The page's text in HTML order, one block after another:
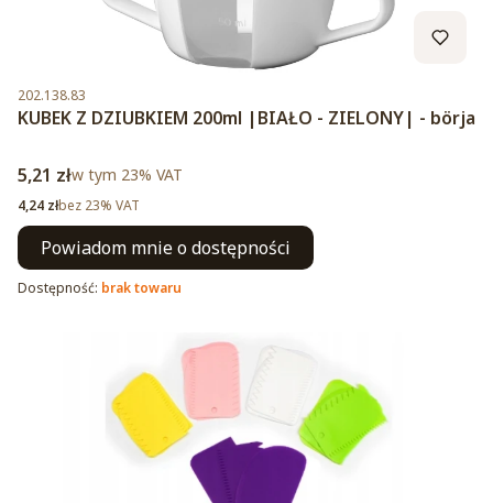
Kod produktu
202.138.83
KUBEK Z DZIUBKIEM 200ml |BIAŁO - ZIELONY| - börja
Cena brutto
5,21 złw tym %s VAT
w tym 23% VAT
Cena netto
4,24 złbez 23% VAT
Powiadom mnie o dostępności
Dostępność: brak towaru